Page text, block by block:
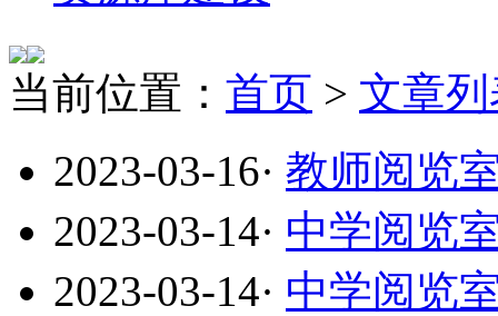
当前位置： 首页 > 文章
2023-03-16· 教师阅览
2023-03-14· 中学阅览
2023-03-14· 中学阅览